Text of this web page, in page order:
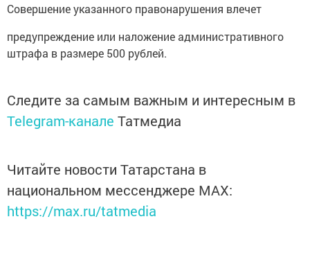
Совершение указанного правонарушения влечет
предупреждение или наложение административного
штрафа в размере 500 рублей.
Следите за самым важным и интересным в
Telegram-канале Татмедиа
Читайте новости Татарстана в
национальном мессенджере MАХ:
https://max.ru/tatmedia